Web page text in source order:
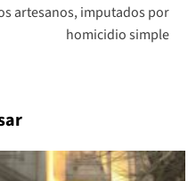
artesanos, imputados por
homicidio simple